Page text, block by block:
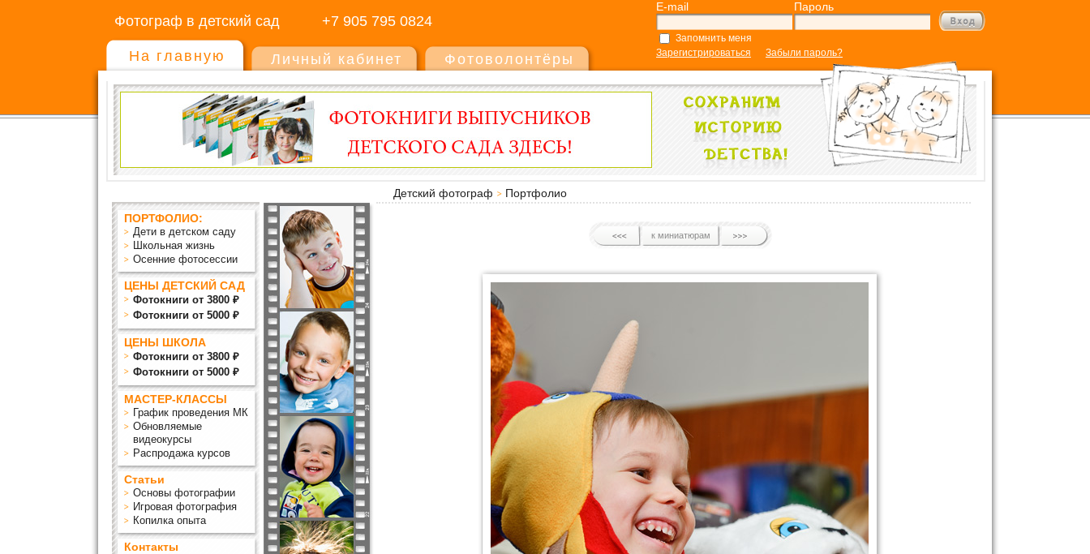
Фотограф в детский сад +7 905 795 0824
E-mail Пароль
Запомнить меня
Зарегистрироваться
Забыли пароль?
На главную Личный кабинет Фотоволонтёры
Детский фотограф
Портфолио
ПОРТФОЛИО:
Дети в детском саду
Школьная жизнь
Осенние фотосессии
ЦЕНЫ ДЕТСКИЙ САД
Фотокниги от 3800 ₽
Фотокниги от 5000 ₽
ЦЕНЫ ШКОЛА
Фотокниги от 3800 ₽
Фотокниги от 5000 ₽
МАСТЕР-КЛАССЫ
График проведения МК
Обновляемые
видеокурсы
Распродажа курсов
Статьи
Основы фотографии
Игровая фотография
Копилка опыта
Контакты
к миниатюрам